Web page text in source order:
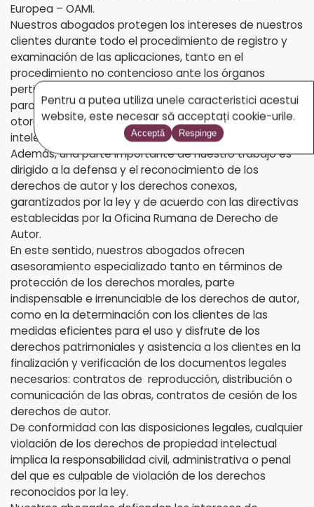
Europea – OAMI.
Nuestros abogados protegen los intereses de nuestros
clientes durante todo el procedimiento de registro y
examinación de las aplicaciones, tanto en el
procedimiento no contencioso ante los órganos
pertinentes, como en los juicios ante los tribunales,
para obtener y emitir los títulos de protección que
otorgan y protegen los derechos de propiedad
intelectual sobre las creaciones.
Además, una parte importante de nuestro trabajo es
dirigido a la defensa y el reconocimiento de los
derechos de autor y los derechos conexos,
garantizados por la ley y de acuerdo con las directivas
establecidas por la Oficina Rumana de Derecho de
Autor.
En este sentido, nuestros abogados ofrecen
asesoramiento especializado tanto en términos de
protección de los derechos morales, parte
indispensable e irrenunciable de los derechos de autor,
como en la determinación con los clientes de las
medidas eficientes para el uso y disfrute de los
derechos patrimoniales y asistencia a los clientes en la
finalización y verificación de los documentos legales
necesarios: contratos de reproducción, distribución o
comunicación de las obras, contratos de cesión de los
derechos de autor.
De conformidad con las disposiciones legales, cualquier
violación de los derechos de propiedad intelectual
implica la responsabilidad civil, administrativa o penal
del que es culpable de violación de los derechos
reconocidos por la ley.
Pentru a putea utiliza unele caracteristici acestui
website, este necesar să acceptați cookie-urile.
Acceptă Respinge